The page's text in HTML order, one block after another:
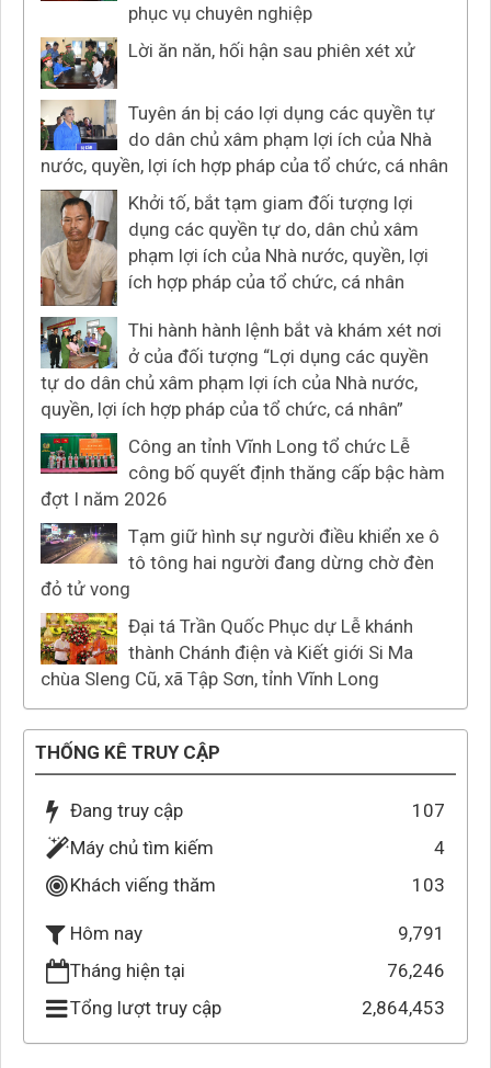
phục vụ chuyên nghiệp
Lời ăn năn, hối hận sau phiên xét xử
Tuyên án bị cáo lợi dụng các quyền tự
do dân chủ xâm phạm lợi ích của Nhà
nước, quyền, lợi ích hợp pháp của tổ chức, cá nhân
Khởi tố, bắt tạm giam đối tượng lợi
dụng các quyền tự do, dân chủ xâm
phạm lợi ích của Nhà nước, quyền, lợi
ích hợp pháp của tổ chức, cá nhân
Thi hành hành lệnh bắt và khám xét nơi
ở của đối tượng “Lợi dụng các quyền
tự do dân chủ xâm phạm lợi ích của Nhà nước,
quyền, lợi ích hợp pháp của tổ chức, cá nhân”
Công an tỉnh Vĩnh Long tổ chức Lễ
công bố quyết định thăng cấp bậc hàm
đợt I năm 2026
Tạm giữ hình sự người điều khiển xe ô
tô tông hai người đang dừng chờ đèn
đỏ tử vong
Đại tá Trần Quốc Phục dự Lễ khánh
thành Chánh điện và Kiết giới Si Ma
chùa Sleng Cũ, xã Tập Sơn, tỉnh Vĩnh Long
THỐNG KÊ TRUY CẬP
Đang truy cập
107
Máy chủ tìm kiếm
4
Khách viếng thăm
103
Hôm nay
9,791
Tháng hiện tại
76,246
Tổng lượt truy cập
2,864,453